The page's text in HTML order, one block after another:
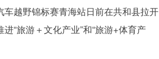
越野锦标赛青海站日前在共和县拉开
“旅游＋文化产业”和“旅游+体育产